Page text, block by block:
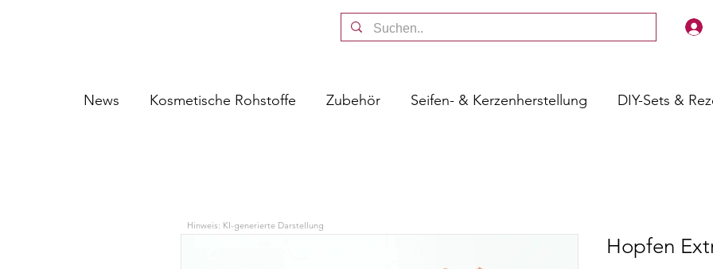
News Kosmetische Rohstoffe Zubehör Seifen- & Kerzenherstellung DIY-Sets &
Hopfen
Hinweis: KI-generierte Darstellung